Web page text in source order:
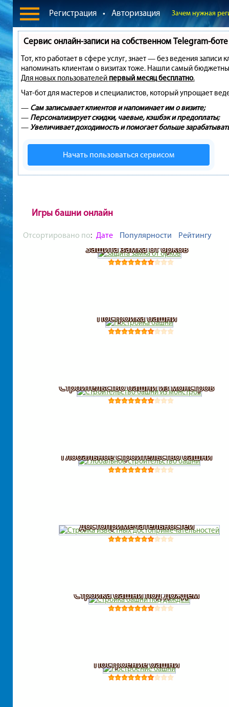
Регистрация • Авторизация Зачем нужная
Сервис онлайн-записи на собственном Telegram-боте
Тот, кто работает в сфере услуг, знает — без ведения
напоминать клиентам о визитах тоже. Нашли самый
Для новых пользователей первый месяц бесплатно.
Чат-бот для мастеров и специалистов, который упрощает
— Сам записывает клиентов и напоминает им о визите;
— Персонализирует скидки, чаевые, кэшбэк и предоплаты;
—Увеличивает доходимость и помогает больше
Начать пользоваться сервисом
Игры башни онлайн
Отсортировано по: Дате Популярности Рейтингу
Защита замка от орков
Постройка башни
Строительство башни из монстров
Глобальное строительство башни
достопримечательностей
Стройка башни под дождем
Построение башни